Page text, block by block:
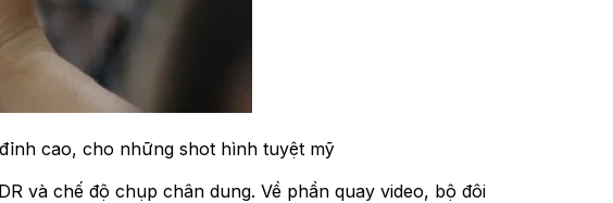
cao, cho những shot hình tuyệt mỹ
và chế độ chụp chân dung. Về phần quay video, bộ đôi